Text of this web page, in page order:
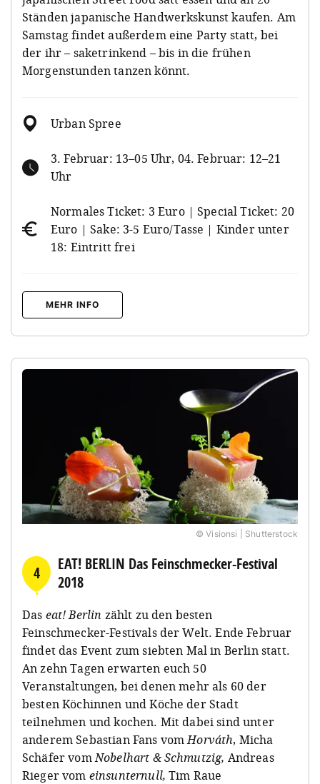
Ständen japanische Handwerkskunst kaufen. Am
Samstag findet außerdem eine Party statt, bei
der ihr – saketrinkend – bis in die frühen
Morgenstunden tanzen könnt.
Urban Spree
3. Februar: 13–05 Uhr, 04. Februar: 12–21
Uhr
Normales Ticket: 3 Euro | Special Ticket: 20
Euro | Sake: 3-5 Euro/Tasse | Kinder unter
18: Eintritt frei
MEHR INFO
© Visionsi | Shutterstock
4
EAT! BERLIN Das Feinschmecker-Festival
2018
Das eat! Berlin zählt zu den besten
Feinschmecker-Festivals der Welt. Ende Februar
findet das Event zum siebten Mal in Berlin statt.
An zehn Tagen erwarten euch 50
Veranstaltungen, bei denen mehr als 60 der
besten Köchinnen und Köche der Stadt
teilnehmen und kochen. Mit dabei sind unter
anderem Sebastian Fans vomHorváth, Micha
Schäfer vomNobelhart & Schmutzig, Andreas
Rieger vom einsunternull,Tim Raue